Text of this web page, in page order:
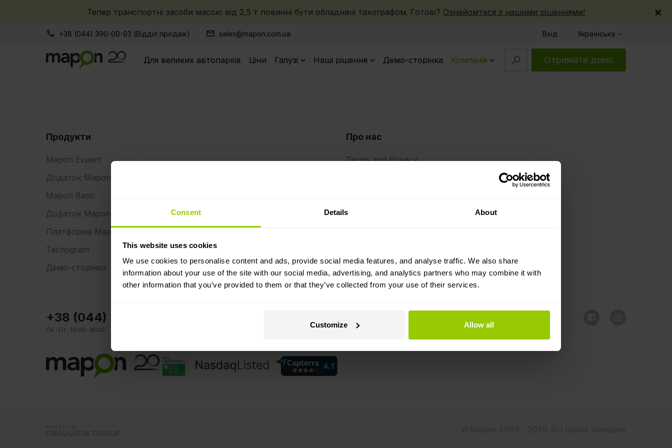
Consent Details About
This website uses cookies
We use cookies to personalise content and ads, provide social media features, and analyse traffic. We also share
information about your use of the site with our social media, advertising, and analytics partners who may combine it with
other information that you’ve provided to them or that they’ve collected from your use of their services.
Customize Allow all
Тепер транспортні засоби масою від 2,5 т повинні бути обладнані тахографом. Готові? Ознайомтеся з нашими рішеннями! ×
+38 (044) 390-00-93 (Відділ продаж) sales@mapon.com.ua Вхід Українська
Для великих автопарків Ціни Галузі Наші рішення Демо-сторінка Компанія Отримати демо
Продукти
Mapon Expert
Додаток Mapon Driver для водіїв
Mapon Basic
Додаток Mapon Manager
Платформа Mapon
Tachogram
Демо-сторінка
Про нас
Terms and Privacy
Контакти
Як розпочати
+38 (044) 390-00-93 (Відділ продаж)
Пн.-Пт. 10:00-18:00